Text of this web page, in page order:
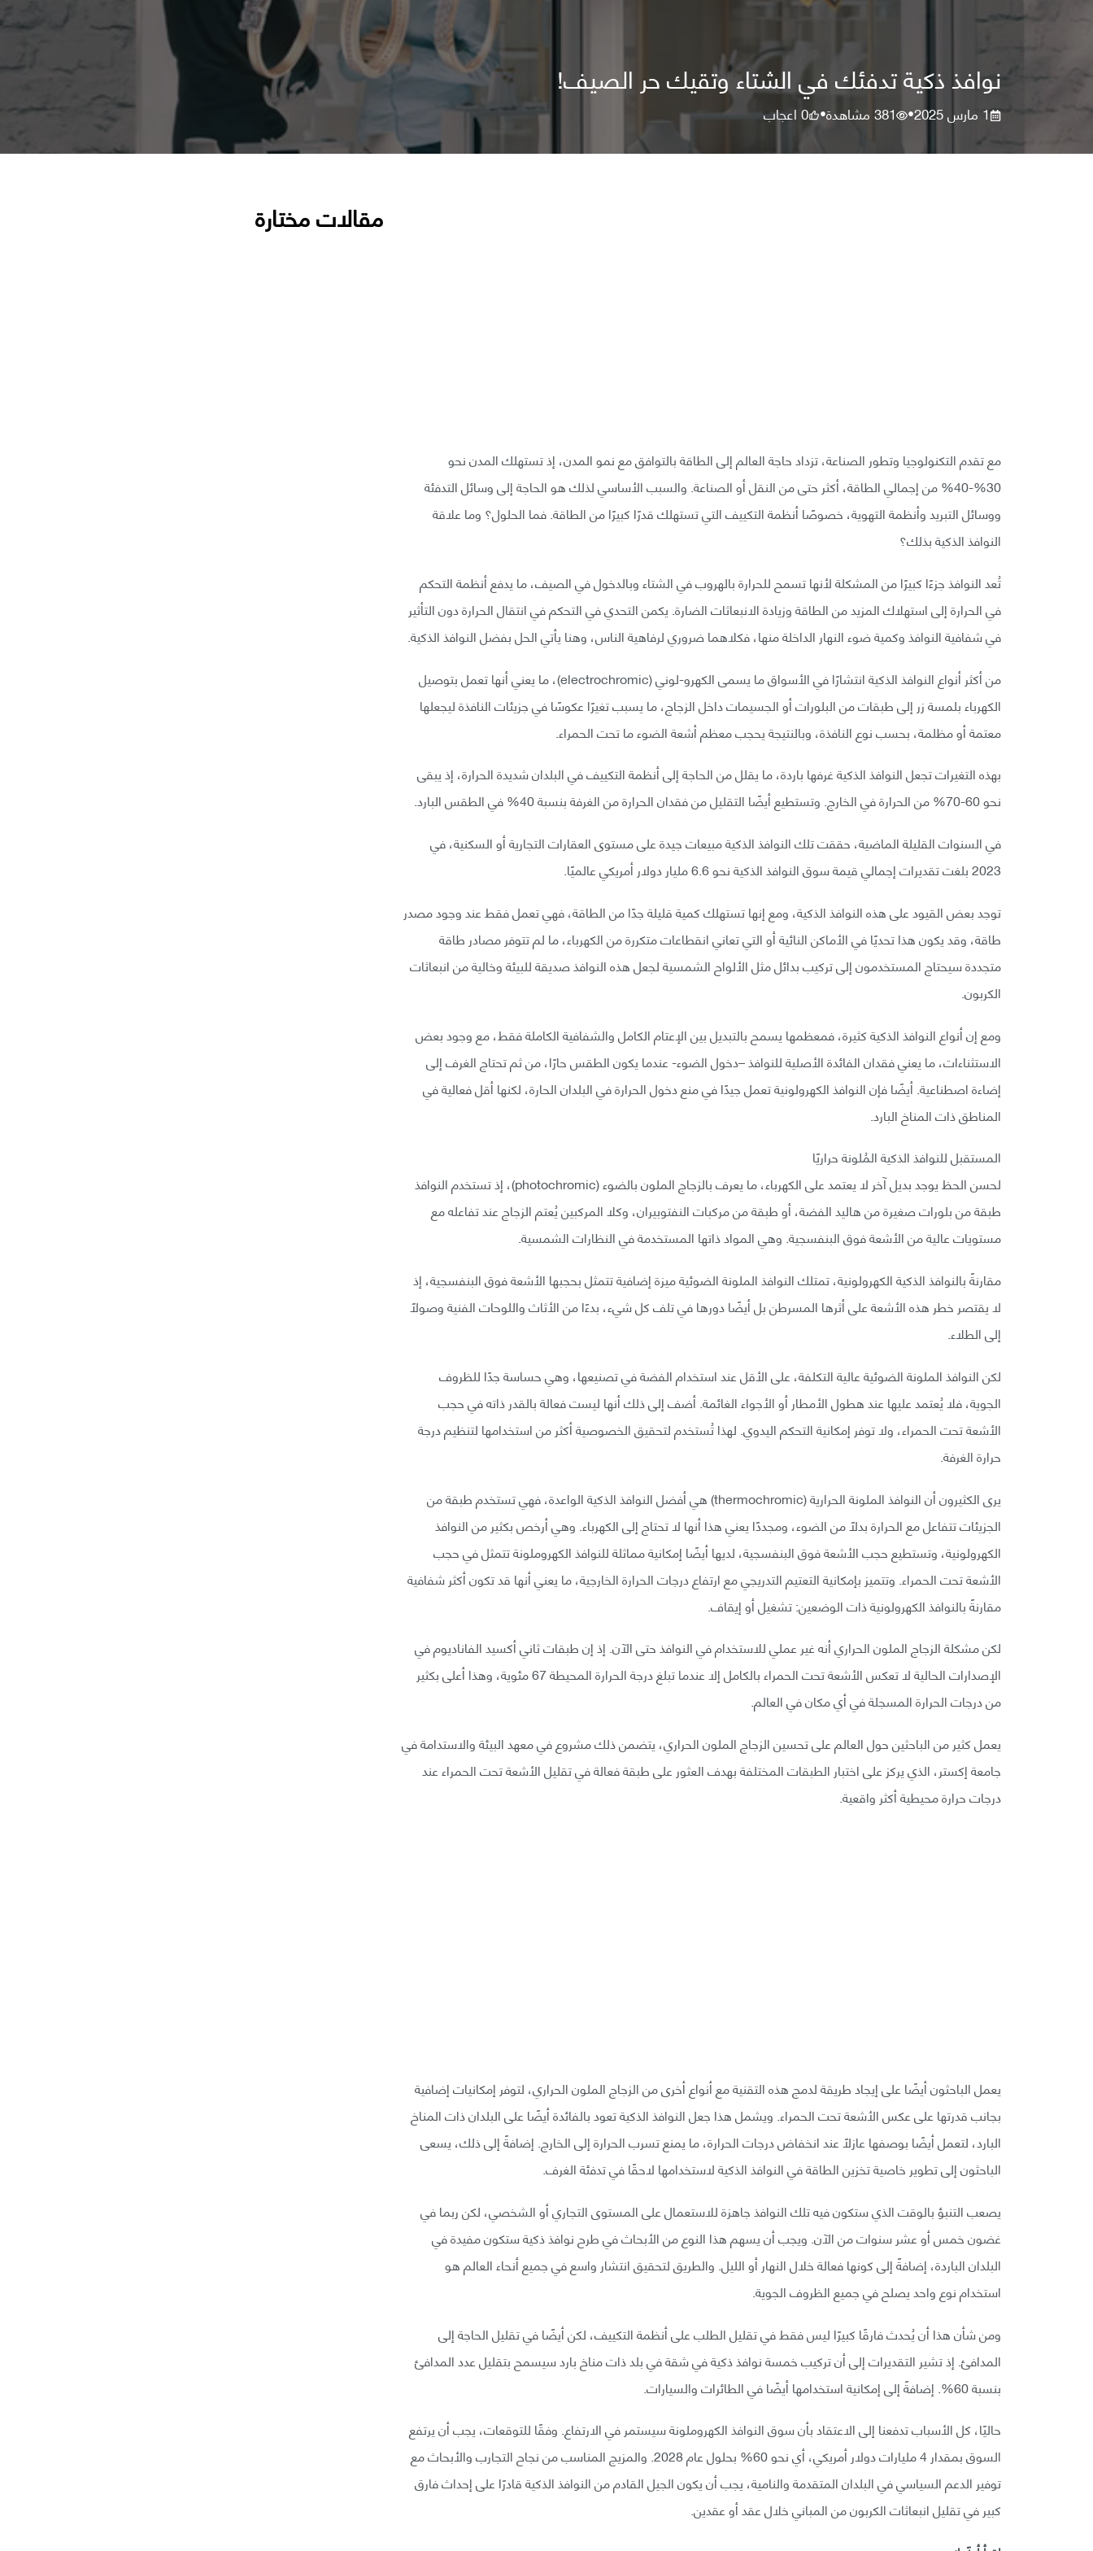
نوافذ ذكية تدفئك في الشتاء وتقيك حر الصيف!
1 مارس 2025 •
381مشاهدة•
0اعجاب
مع تقدم التكنولوجيا وتطور الصناعة، تزداد حاجة العالم إلى الطاقة بالتوافق مع نمو المدن، إذ تستهلك المدن نحو
30%-40% من إجمالي الطاقة، أكثر حتى من النقل أو الصناعة. والسبب الأساسي لذلك هو الحاجة إلى وسائل التدفئة
ووسائل التبريد وأنظمة التهوية، خصوصًا أنظمة التكييف التي تستهلك قدرًا كبيرًا من الطاقة. فما الحلول؟ وما علاقة
النوافذ الذكية بذلك؟
تُعد النوافذ جزءًا كبيرًا من المشكلة لأنها تسمح للحرارة بالهروب في الشتاء وبالدخول في الصيف، ما يدفع أنظمة التحكم
في الحرارة إلى استهلاك المزيد من الطاقة وزيادة الانبعاثات الضارة. يكمن التحدي في التحكم في انتقال الحرارة دون التأثير
في شفافية النوافذ وكمية ضوء النهار الداخلة منها، فكلاهما ضروري لرفاهية الناس، وهنا يأتي الحل بفضل النوافذ الذكية.
من أكثر أنواع النوافذ الذكية انتشارًا في الأسواق ما يسمى الكهرو-لوني (electrochromic)، ما يعني أنها تعمل بتوصيل
الكهرباء بلمسة زر إلى طبقات من البلورات أو الجسيمات داخل الزجاج، ما يسبب تغيرًا عكوسًا في جزيئات النافذة ليجعلها
معتمة أو مظلمة، بحسب نوع النافذة، وبالنتيجة يحجب معظم أشعة الضوء ما تحت الحمراء.
بهذه التغيرات تجعل النوافذ الذكية غرفها باردة، ما يقلل من الحاجة إلى أنظمة التكييف في البلدان شديدة الحرارة، إذ يبقى
نحو 60-70% من الحرارة في الخارج. وتستطيع أيضًا التقليل من فقدان الحرارة من الغرفة بنسبة 40% في الطقس البارد.
في السنوات القليلة الماضية، حققت تلك النوافذ الذكية مبيعات جيدة على مستوى العقارات التجارية أو السكنية، في
2023 بلغت تقديرات إجمالي قيمة سوق النوافذ الذكية نحو 6.6 مليار دولار أمريكي عالميًا.
توجد بعض القيود على هذه النوافذ الذكية، ومع إنها تستهلك كمية قليلة جدًا من الطاقة، فهي تعمل فقط عند وجود مصدر
طاقة، وقد يكون هذا تحديًا في الأماكن النائية أو التي تعاني انقطاعات متكررة من الكهرباء، ما لم تتوفر مصادر طاقة
متجددة سيحتاج المستخدمون إلى تركيب بدائل مثل الألواح الشمسية لجعل هذه النوافذ صديقة للبيئة وخالية من انبعاثات
الكربون.
ومع إن أنواع النوافذ الذكية كثيرة، فمعظمها يسمح بالتبديل بين الإعتام الكامل والشفافية الكاملة فقط، مع وجود بعض
الاستثناءات، ما يعني فقدان الفائدة الأصلية للنوافذ –دخول الضوء- عندما يكون الطقس حارًا، من ثم تحتاج الغرف إلى
إضاءة اصطناعية. أيضًا فإن النوافذ الكهرولونية تعمل جيدًا في منع دخول الحرارة في البلدان الحارة، لكنها أقل فعالية في
المناطق ذات المناخ البارد.
المستقبل للنوافذ الذكية المُلونة حراريًا
لحسن الحظ يوجد بديل آخر لا يعتمد على الكهرباء، ما يعرف بالزجاج الملون بالضوء (photochromic)، إذ تستخدم النوافذ
طبقة من بلورات صغيرة من هاليد الفضة، أو طبقة من مركبات النفتوبيران، وكلا المركبين يُعتم الزجاج عند تفاعله مع
مستويات عالية من الأشعة فوق البنفسجية. وهي المواد ذاتها المستخدمة في النظارات الشمسية.
مقارنةً بالنوافذ الذكية الكهرولونية، تمتلك النوافذ الملونة الضوئية ميزة إضافية تتمثل بحجبها الأشعة فوق البنفسجية، إذ
لا يقتصر خطر هذه الأشعة على أثرها المسرطن بل أيضًا دورها في تلف كل شيء، بدءًا من الأثاث واللوحات الفنية وصولًا
إلى الطلاء.
لكن النوافذ الملونة الضوئية عالية التكلفة، على الأقل عند استخدام الفضة في تصنيعها، وهي حساسة جدًا للظروف
الجوية، فلا يُعتمد عليها عند هطول الأمطار أو الأجواء الغائمة. أضف إلى ذلك أنها ليست فعالة بالقدر ذاته في حجب
الأشعة تحت الحمراء، ولا توفر إمكانية التحكم اليدوي. لهذا تُستخدم لتحقيق الخصوصية أكثر من استخدامها لتنظيم درجة
حرارة الغرفة.
يرى الكثيرون أن النوافذ الملونة الحرارية (thermochromic) هي أفضل النوافذ الذكية الواعدة، فهي تستخدم طبقة من
الجزيئات تتفاعل مع الحرارة بدلًا من الضوء، ومجددًا يعني هذا أنها لا تحتاج إلى الكهرباء. وهي أرخص بكثير من النوافذ
الكهرولونية، وتستطيع حجب الأشعة فوق البنفسجية، لديها أيضًا إمكانية مماثلة للنوافذ الكهروملونة تتمثل في حجب
الأشعة تحت الحمراء. وتتميز بإمكانية التعتيم التدريجي مع ارتفاع درجات الحرارة الخارجية، ما يعني أنها قد تكون أكثر شفافية
مقارنةً بالنوافذ الكهرولونية ذات الوضعين: تشغيل أو إيقاف.
لكن مشكلة الزجاج الملون الحراري أنه غير عملي للاستخدام في النوافذ حتى الآن. إذ إن طبقات ثاني أكسيد الفاناديوم في
الإصدارات الحالية لا تعكس الأشعة تحت الحمراء بالكامل إلا عندما تبلغ درجة الحرارة المحيطة 67 مئوية، وهذا أعلى بكثير
من درجات الحرارة المسجلة في أي مكان في العالم.
يعمل كثير من الباحثين حول العالم على تحسين الزجاج الملون الحراري، يتضمن ذلك مشروع في معهد البيئة والاستدامة في
جامعة إكستر، الذي يركز على اختبار الطبقات المختلفة بهدف العثور على طبقة فعالة في تقليل الأشعة تحت الحمراء عند
درجات حرارة محيطية أكثر واقعية.
يعمل الباحثون أيضًا على إيجاد طريقة لدمج هذه التقنية مع أنواع أخرى من الزجاج الملون الحراري، لتوفر إمكانيات إضافية
بجانب قدرتها على عكس الأشعة تحت الحمراء. ويشمل هذا جعل النوافذ الذكية تعود بالفائدة أيضًا على البلدان ذات المناخ
البارد، لتعمل أيضًا بوصفها عازلًا عند انخفاض درجات الحرارة، ما يمنع تسرب الحرارة إلى الخارج. إضافةً إلى ذلك، يسعى
الباحثون إلى تطوير خاصية تخزين الطاقة في النوافذ الذكية لاستخدامها لاحقًا في تدفئة الغرف.
يصعب التنبؤ بالوقت الذي ستكون فيه تلك النوافذ جاهزة للاستعمال على المستوى التجاري أو الشخصي، لكن ربما في
غضون خمس أو عشر سنوات من الآن. ويجب أن يسهم هذا النوع من الأبحاث في طرح نوافذ ذكية ستكون مفيدة في
البلدان الباردة، إضافةً إلى كونها فعالة خلال النهار أو الليل. والطريق لتحقيق انتشار واسع في جميع أنحاء العالم هو
استخدام نوع واحد يصلح في جميع الظروف الجوية.
ومن شأن هذا أن يُحدث فارقًا كبيرًا ليس فقط في تقليل الطلب على أنظمة التكييف، لكن أيضًا في تقليل الحاجة إلى
المدافئ. إذ تشير التقديرات إلى أن تركيب خمسة نوافذ ذكية في شقة في بلد ذات مناخ بارد سيسمح بتقليل عدد المدافئ
بنسبة 60%. إضافةً إلى إمكانية استخدامها أيضًا في الطائرات والسيارات.
حاليًا، كل الأسباب تدفعنا إلى الاعتقاد بأن سوق النوافذ الكهروملونة سيستمر في الارتفاع. وفقًا للتوقعات، يجب أن يرتفع
السوق بمقدار 4 مليارات دولار أمريكي، أي نحو 60% بحلول عام 2028. والمزيج المناسب من نجاح التجارب والأبحاث مع
توفير الدعم السياسي في البلدان المتقدمة والنامية، يجب أن يكون الجيل القادم من النوافذ الذكية قادرًا على إحداث فارق
كبير في تقليل انبعاثات الكربون من المباني خلال عقد أو عقدين.
مقالات مختارة